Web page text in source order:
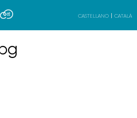
CASTELLANO CATALÀ